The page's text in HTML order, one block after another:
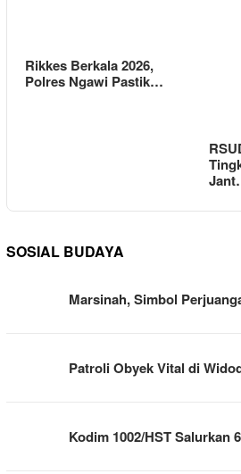
Rikkes Berkala 2026,
Polres Ngawi Pastik…
SOSIAL BUDAYA
Marsinah, Simbol
Patroli Obyek Vital di
Kodim 1002/HST Salurkan